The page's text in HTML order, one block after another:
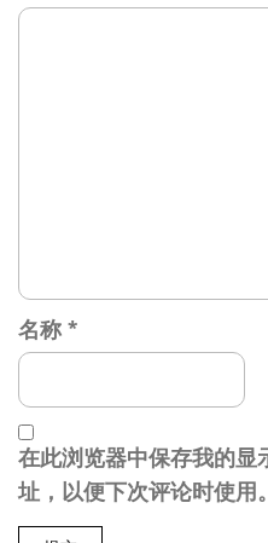
名称 *
在此浏览器中保存我的显
址，以便下次评论时使用。